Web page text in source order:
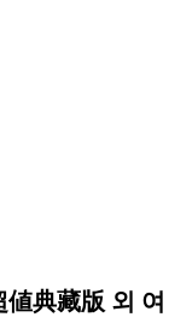
典藏版 외 여